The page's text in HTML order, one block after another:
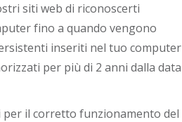
siti web di riconoscerti
fino a quando vengono
inseriti nel tuo computer
per più di 2 anni dalla data
per il corretto funzionamento del